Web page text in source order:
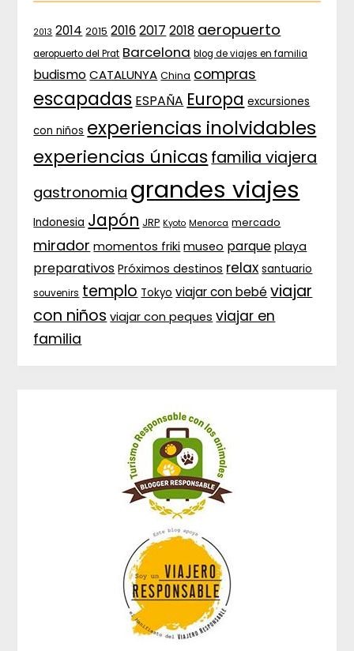
2013 2014 2015 2016 2017 2018 aeropuerto
aeropuerto del Prat Barcelona blog de viajes en familia
budismo CATALUNYA China compras
escapadas ESPAÑA Europa excursiones
con niños experiencias inolvidables
experiencias únicas familia viajera
gastronomia grandes viajes
Indonesia Japón JRP Kyoto Menorca mercado
mirador momentos friki museo parque playa
preparativos Próximos destinos relax santuario
souvenirs templo Tokyo viajar con bebé viajar
con niños viajar con peques viajar en
familia